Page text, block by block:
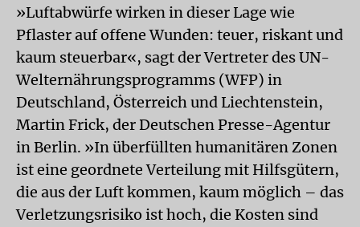
»Luftabwürfe wirken in dieser Lage wie
Pflaster auf offene Wunden: teuer, riskant und
kaum steuerbar«, sagt der Vertreter des UN-
Welternährungsprogramms (WFP) in
Deutschland, Österreich und Liechtenstein,
Martin Frick, der Deutschen Presse-Agentur
in Berlin. »In überfüllten humanitären Zonen
ist eine geordnete Verteilung mit Hilfsgütern,
die aus der Luft kommen, kaum möglich – das
Verletzungsrisiko ist hoch, die Kosten sind